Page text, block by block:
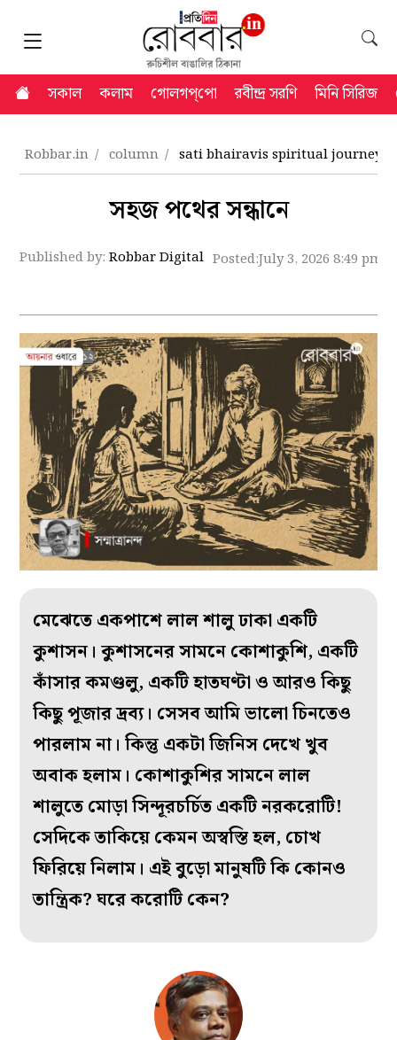
সকাল কলাম গোলগপ্‌পো রবীন্দ্র সরণি মিনি সিরিজ
Robbar.in column sati bhairavis spiritual journey
সহজ পথের সন্ধানে
Published by:Robbar Digital Posted:July 3, 2026 8:49 pm
মেঝেতে একপাশে লাল শালু ঢাকা একটি
কুশাসন। কুশাসনের সামনে কোশাকুশি, একটি
কাঁসার কমণ্ডলু, একটি হাতঘণ্টা ও আরও কিছু
কিছু পূজার দ্রব্য। সেসব আমি ভালো চিনতেও
পারলাম না। কিন্তু একটা জিনিস দেখে খুব
অবাক হলাম। কোশাকুশির সামনে লাল
শালুতে মোড়া সিন্দূরচর্চিত একটি নরকরোটি!
সেদিকে তাকিয়ে কেমন অস্বস্তি হল, চোখ
ফিরিয়ে নিলাম। এই বুড়ো মানুষটি কি কোনও
তান্ত্রিক? ঘরে করোটি কেন?